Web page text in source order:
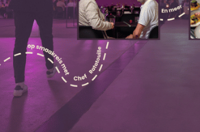
Aardappel puree
C'est une purée médicinal
Pasta ‘andrea’
Groene lintpasta met pesto
tomatenroomkaas